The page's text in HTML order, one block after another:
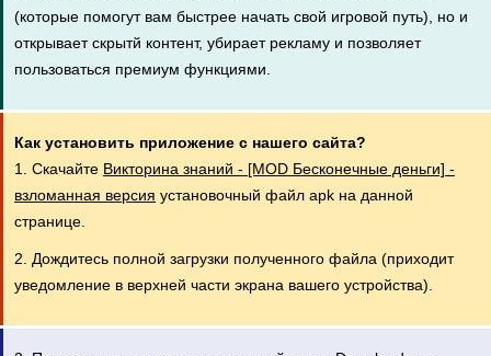
(которые помогут вам быстрее начать свой игровой путь), но и
открывает скрытй контент, убирает рекламу и позволяет
пользоваться премиум функциями.
Как установить приложение с нашего сайта?
1. Скачайте Викторина знаний - [MOD Бесконечные деньги] -
взломанная версия установочный файл apk на данной
странице.
2. Дождитесь полной загрузки полученного файла (приходит
уведомление в верхней части экрана вашего устройства).